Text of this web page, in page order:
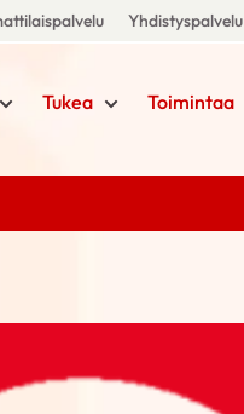
Yhdistyspalvelu
Tukea Toimintaa